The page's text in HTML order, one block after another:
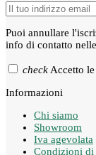
Puoi annullare
info di contatto
check Accetto
Informazioni
Chi siamo
Showroom
Iva agevolata
Condizioni di